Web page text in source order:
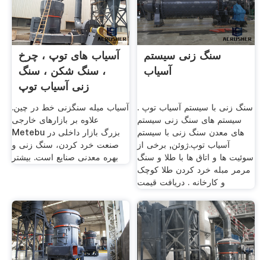
آسیاب های توپ ، چرخ
، سنگ شکن ، سنگ
زنی آسیاب توپ
آسیاب میله سنگزنی خط در چین.
علاوه بر بازارهای خارجی
Metebu بزرگ بازار داخلى در
صنعت خرد کردن، سنگ زنی و
بهره معدنی صنایع است. بیشتر
سنگ زنی سیستم
آسیاب
سنگ زنی با سیستم آسیاب توپ .
سیستم های سنگ زنی سیستم
های معدن سنگ زنی با سیستم
آسیاب توپ.ژوئن, برخی از
سوئیت ها و اتاق ها با طلا و سنگ
مرمر مبله خرد کردن طلا کوچک
و کارخانه . دریافت قیمت